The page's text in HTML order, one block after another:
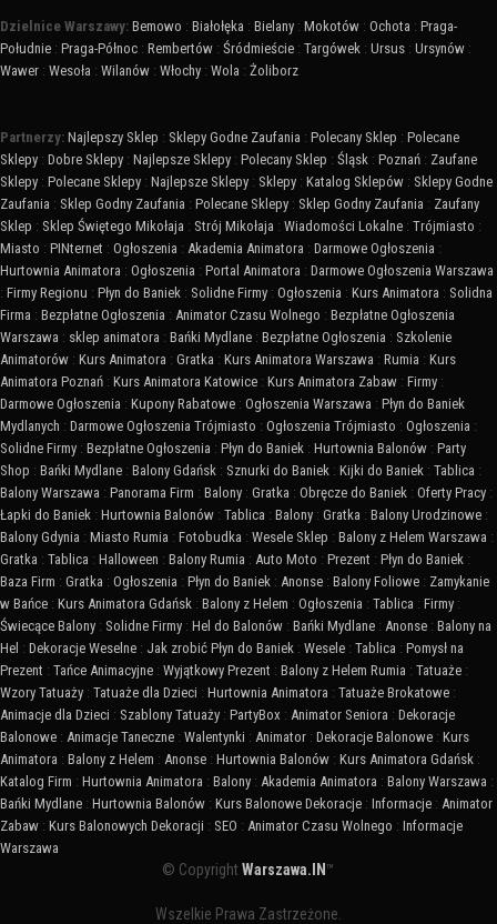
Dzielnice Warszawy: Bemowo : Białołęka : Bielany : Mokotów : Ochota : Praga-
Południe : Praga-Północ : Rembertów : Śródmieście : Targówek : Ursus : Ursynów :
Wawer : Wesoła : Wilanów : Włochy : Wola : Żoliborz
Partnerzy: Najlepszy Sklep : Sklepy Godne Zaufania : Polecany Sklep : Polecane
Sklepy : Dobre Sklepy : Najlepsze Sklepy : Polecany Sklep : Śląsk : Poznań : Zaufane
Sklepy : Polecane Sklepy : Najlepsze Sklepy : Sklepy : Katalog Sklepów : Sklepy Godne
Zaufania : Sklep Godny Zaufania : Polecane Sklepy : Sklep Godny Zaufania : Zaufany
Sklep : Sklep Świętego Mikołaja : Strój Mikołaja : Wiadomości Lokalne : Trójmiasto :
Miasto : PINternet : Ogłoszenia : Akademia Animatora : Darmowe Ogłoszenia :
Hurtownia Animatora : Ogłoszenia : Portal Animatora : Darmowe Ogłoszenia Warszawa
: Firmy Regionu : Płyn do Baniek : Solidne Firmy : Ogłoszenia : Kurs Animatora : Solidna
Firma : Bezpłatne Ogłoszenia : Animator Czasu Wolnego : Bezpłatne Ogłoszenia
Warszawa : sklep animatora : Bańki Mydlane : Bezpłatne Ogłoszenia : Szkolenie
Animatorów : Kurs Animatora : Gratka : Kurs Animatora Warszawa : Rumia : Kurs
Animatora Poznań : Kurs Animatora Katowice : Kurs Animatora Zabaw : Firmy :
Darmowe Ogłoszenia : Kupony Rabatowe : Ogłoszenia Warszawa : Płyn do Baniek
Mydlanych : Darmowe Ogłoszenia Trójmiasto : Ogłoszenia Trójmiasto : Ogłoszenia :
Solidne Firmy : Bezpłatne Ogłoszenia : Płyn do Baniek : Hurtownia Balonów : Party
Shop : Bańki Mydlane : Balony Gdańsk : Sznurki do Baniek : Kijki do Baniek : Tablica :
Balony Warszawa : Panorama Firm : Balony : Gratka : Obręcze do Baniek : Oferty Pracy :
Łapki do Baniek : Hurtownia Balonów : Tablica : Balony : Gratka : Balony Urodzinowe :
Balony Gdynia : Miasto Rumia : Fotobudka : Wesele Sklep : Balony z Helem Warszawa :
Gratka : Tablica : Halloween : Balony Rumia : Auto Moto : Prezent : Płyn do Baniek :
Baza Firm : Gratka : Ogłoszenia : Płyn do Baniek : Anonse : Balony Foliowe : Zamykanie
w Bańce : Kurs Animatora Gdańsk : Balony z Helem : Ogłoszenia : Tablica : Firmy :
Świecące Balony : Solidne Firmy : Hel do Balonów : Bańki Mydlane : Anonse : Balony na
Hel : Dekoracje Weselne : Jak zrobić Płyn do Baniek : Wesele : Tablica : Pomysł na
Prezent : Tańce Animacyjne : Wyjątkowy Prezent : Balony z Helem Rumia : Tatuaże :
Wzory Tatuaży : Tatuaże dla Dzieci : Hurtownia Animatora : Tatuaże Brokatowe :
Animacje dla Dzieci : Szablony Tatuaży : PartyBox : Animator Seniora : Dekoracje
Balonowe : Animacje Taneczne : Walentynki : Animator : Dekoracje Balonowe : Kurs
Animatora : Balony z Helem : Anonse : Hurtownia Balonów : Kurs Animatora Gdańsk :
Katalog Firm : Hurtownia Animatora : Balony : Akademia Animatora : Balony Warszawa :
Bańki Mydlane : Hurtownia Balonów : Kurs Balonowe Dekoracje : Informacje : Animator
Zabaw : Kurs Balonowych Dekoracji : SEO : Animator Czasu Wolnego : Informacje
Warszawa
© CopyrightWarszawa.IN ™
Wszelkie Prawa Zastrzeżone.